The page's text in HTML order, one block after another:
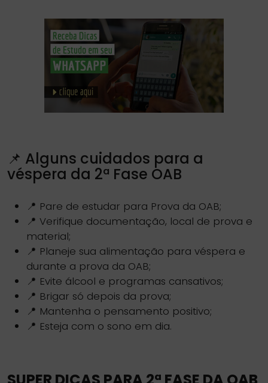
📌 Alguns cuidados para a
véspera da 2ª Fase OAB
📍 Pare de estudar para Prova da OAB;
📍 Verifique documentação, local de prova e
material;
📍 Planeje sua alimentação para véspera e
durante a prova da OAB;
📍 Evite álcool e programas cansativos;
📍 Brigar só depois da prova;
📍 Mantenha o pensamento positivo;
📍 Esteja com o sono em dia.